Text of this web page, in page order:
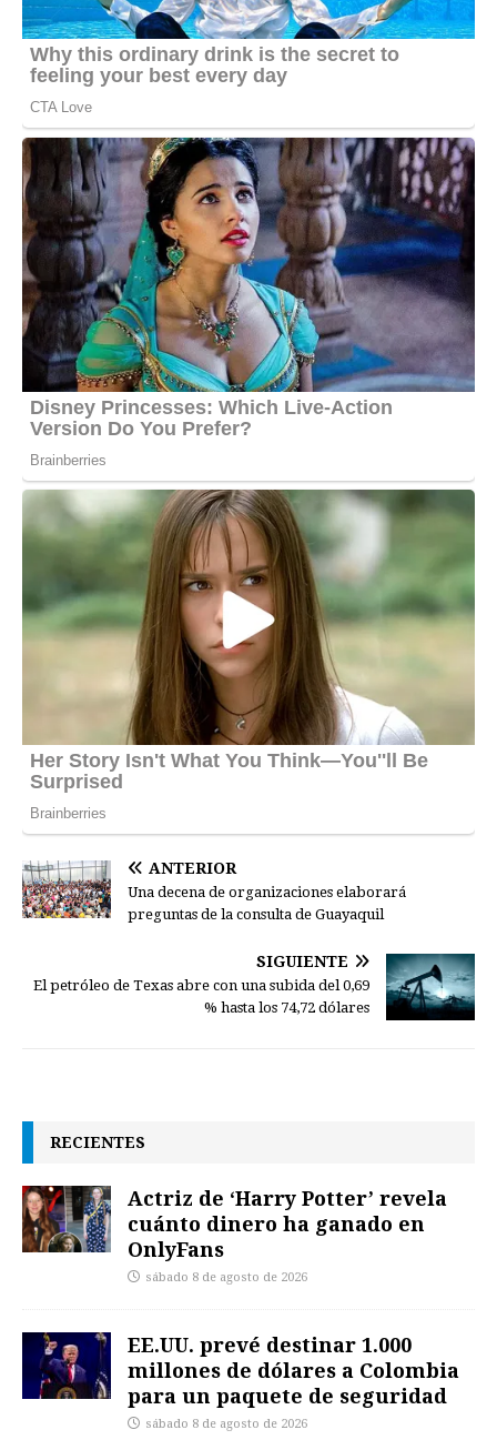
ANTERIOR
Una decena de organizaciones elaborará
preguntas de la consulta de Guayaquil
SIGUIENTE
El petróleo de Texas abre con una subida del 0,69
% hasta los 74,72 dólares
RECIENTES
Actriz de ‘Harry Potter’ revela
cuánto dinero ha ganado en
OnlyFans
sábado 8 de agosto de 2026
EE.UU. prevé destinar 1.000
millones de dólares a Colombia
para un paquete de seguridad
sábado 8 de agosto de 2026